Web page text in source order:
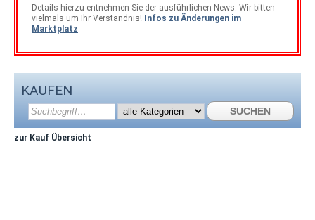
Details hierzu entnehmen Sie der ausführlichen News. Wir bitten
vielmals um Ihr Verständnis!
Infos zu Änderungen im
Marktplatz
KAUFEN
SUCHEN
zur Kauf Übersicht